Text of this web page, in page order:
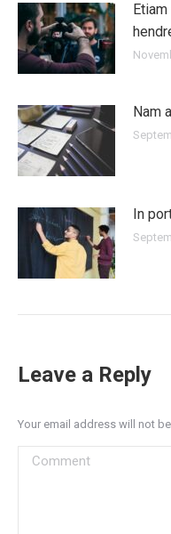
Nam
In
Leave a Reply
Your email address will not
Comment